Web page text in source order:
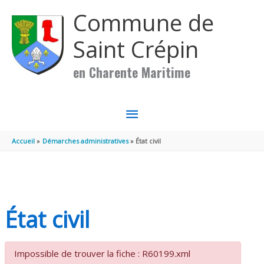
Commune de
Saint Crépin
en Charente Maritime
MENU
PRINCIPAL
Accueil Démarches administratives État civil
État civil
Impossible de trouver la fiche : R60199.xml